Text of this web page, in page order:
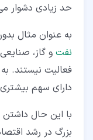
حد زیادی دشوار
به عنوان مثال
نفت و گاز،
فعالیت نیستند.
دارای سهم
با این حال داشتن
بزرگ در رشد